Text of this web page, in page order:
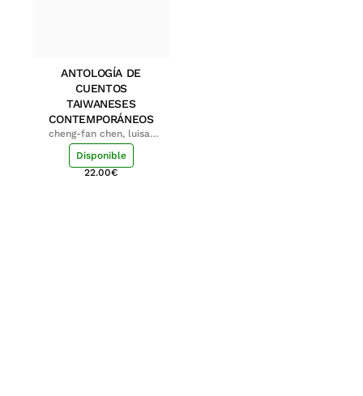
ANTOLOGÍA DE
CUENTOS
TAIWANESES
CONTEMPORÁNEOS
cheng-fan chen, luisa;
shu-ying chang, luisa
Disponible
22.00€